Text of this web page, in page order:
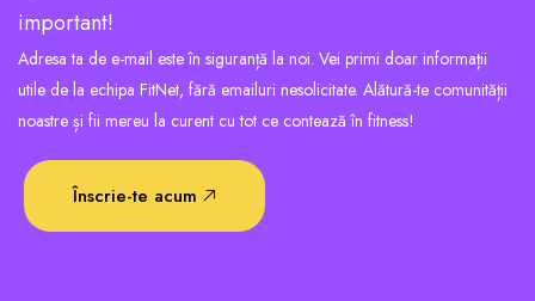
important!
Adresa ta de e-mail este în siguranță la noi. Vei primi doar informații
utile de la echipa FitNet, fără emailuri nesolicitate. Alătură-te comunității
noastre și fii mereu la curent cu tot ce contează în fitness!
Înscrie-te acum